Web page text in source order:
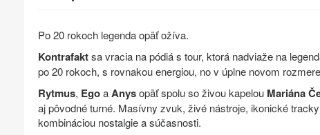
Po 20 rokoch legenda opäť ožíva.
Kontrafaktsa vracia na pódiá s tour, ktorá nadviaže na
po 20 rokoch, s rovnakou energiou, no v úplne novom
Rytmus, EgoaAnysopäť spolu so živou kapelou Mariána
aj pôvodné turné. Masívny zvuk, živé nástroje, ikonické
kombináciou nostalgie a súčasnosti.